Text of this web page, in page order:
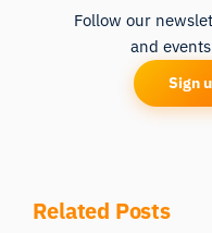
Follow our
and
Sign
Related Posts